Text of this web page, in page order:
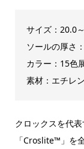
サイズ：20.0
ソールの厚さ
カラー：15色
素材：エチレ
クロックスを代表
「Croslite™」を